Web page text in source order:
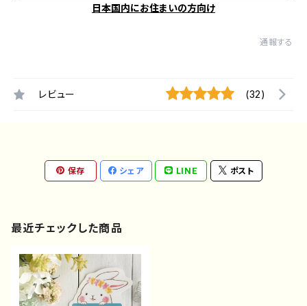
日本国内にお住まいの方向け
通報する
レビュー (32)
保存 シェア LINE ポスト
最近チェックした商品